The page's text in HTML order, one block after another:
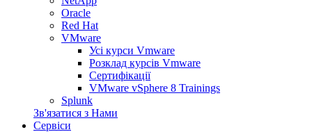
Oracle
Red Hat
VMware
Усі курси Vmware
Розклад курсів Vmware
Сертифікації
VMware vSphere 8 Trainings
Splunk
Зв'язатися з Нами
Сервіси